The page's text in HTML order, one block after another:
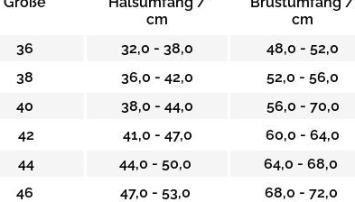
cm
cm
36 32,0 - 38,0 48,0 - 52,0
38
36,0 - 42,0 52,0 - 56,0
40
38,0 - 44,0 56,0 - 70,0
42
41,0 - 47,0 60,0 - 64,0
44
44,0 - 50,0 64,0 - 68,0
46
47,0 - 53,0 68,0 - 72,0